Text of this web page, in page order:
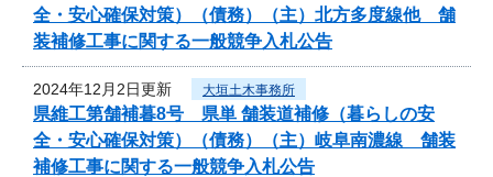
全・安心確保対策）（債務）（主）北方多度線他 舗
装補修工事に関する一般競争入札公告
2024年12月2日更新 大垣土木事務所
県維工第舗補暮8号 県単 舗装道補修（暮らしの安
全・安心確保対策）（債務）（主）岐阜南濃線 舗装
補修工事に関する一般競争入札公告